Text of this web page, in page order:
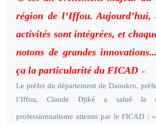
région de l’Iffou. Aujourd’hui,
activités sont intégrées, et
notons de grandes
ça la particularité du FICAD ».
Le préfet du département de Daoukro,
l’Iffou, Claude Djiké a salué la
professionnalisme atteints par le FICAD : «